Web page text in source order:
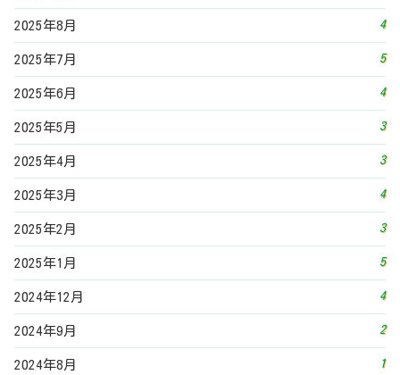
2025年8月 4
2025年7月 5
2025年6月 4
2025年5月 3
2025年4月 3
2025年3月 4
2025年2月 3
2025年1月 5
2024年12月 4
2024年9月 2
2024年8月 1